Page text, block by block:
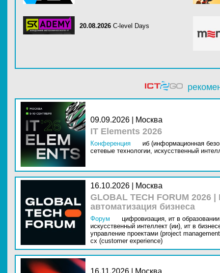
20.08.2026 C-level Days
09.09.2026 | Москва
IT Elements 2026
Конференция
иб (информационная
сетевые технологии, искусственный
16.10.2026 | Москва
GLOBAL TECH FORUM
автоматизация бизнеса
Форум цифровизация, ит в
искусственный интеллект (ии), ит в
управление проектами (project
cx (customer experience)
16.11.2026 | Москва